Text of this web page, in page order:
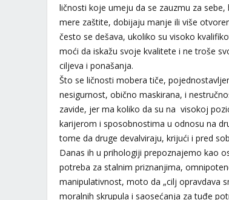
ličnosti koje umeju da se zauzmu za
mere zaštite, dobijaju manje ili više
često se dešava, ukoliko su visoko
moći da iskažu svoje kvalitete i ne troše
ciljeva i ponašanja.
Što se ličnosti mobera tiče,
nesigurnost, obično maskirana, i
zavide, jer ma koliko da su na visokoj
karijerom i sposobnostima u odnosu na
tome da druge devalviraju, krijući i pred
Danas ih u prihologiji prepoznajemo kao
potreba za stalnim priznanjima,
manipulativnost, moto da „cilj opravdava
moralnih skrupula i saosećanja za tuđe